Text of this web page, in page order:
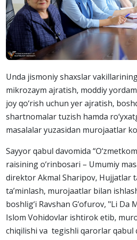
Unda jismoniy shaxslar
mikrozaym ajratish, moddiy
joy qo‘rish uchun yer ajratish,
shartnomalar tuzish hamda
masalalar yuzasidan murojaatlar
Sayyor qabul davomida
raisining o‘rinbosari – Umumiy
direktor Akmal Sharipov, Hujjatlar
ta’minlash, murojaatlar bilan
boshlig‘i Ravshan G‘ofurov, "Li Da
Islom Vohidovlar ishtirok etib,
chiqilishi va tegishli qarorlar